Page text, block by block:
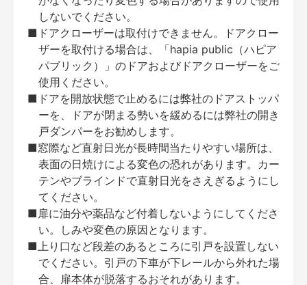
しないでください。
■ドアクローザーは取付けできません。ドアクロー
ザーを取付ける場合は、「hapia public（ハピア
パブリック）」のドアおよびドアクローザーをご
使用ください。
■ドアを開放状態で止めるには弊社のドアストッパ
ーを、ドアが閉まる勢いを緩めるには弊社の開き
戸ダンパーをお勧めします。
■窓際など直射日光が長時間当たりやすい場所は、
表面の日焼けによる変色の恐れがあります。カー
テンやブラインドで直射日光をさえぎるようにし
てください。
■扉に油分や薬品など付着しないようにしてくださ
い。しみや変色の原因となります。
■上り口など段差のあるところに引戸を設置しない
でください。引戸の下車が下レールから外れた場
合、扉本体が脱落するおそれがあります。